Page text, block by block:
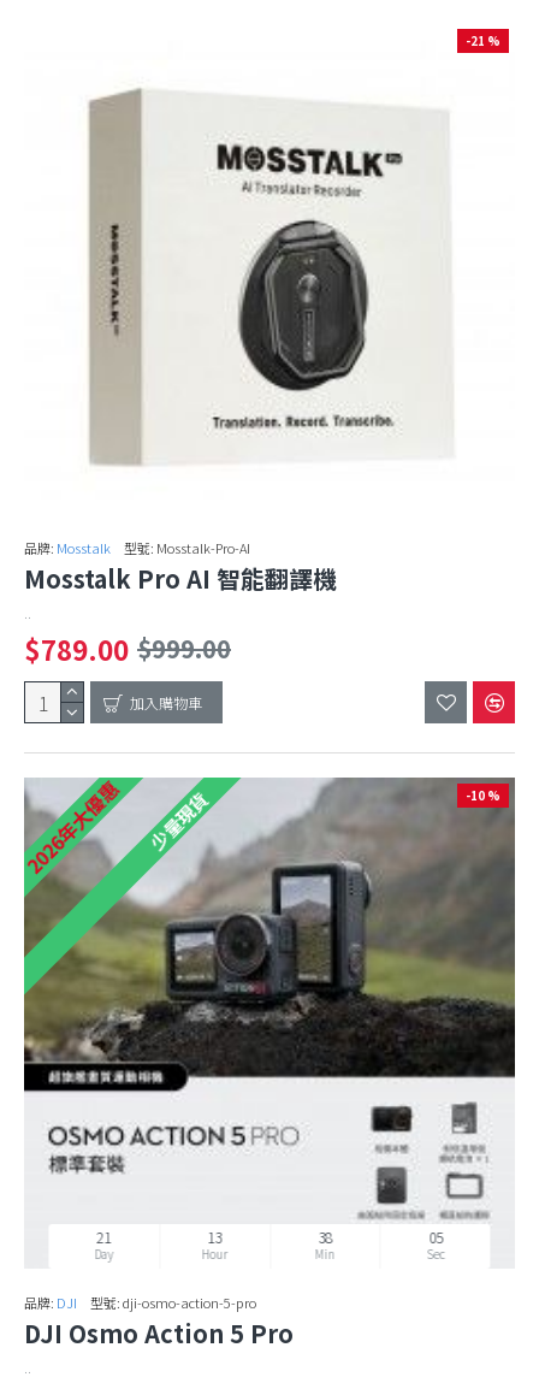
-21 %
品牌: Mosstalk 型號: Mosstalk-Pro-AI
Mosstalk Pro AI 智能翻譯機
..
$789.00 $999.00
加入購物車
少量現貨
2026年大優惠 -10 %
21
Day
13
Hour
38
Min
02
Sec
品牌: DJI 型號:dji-osmo-action-5-pro
DJI Osmo Action 5 Pro
..